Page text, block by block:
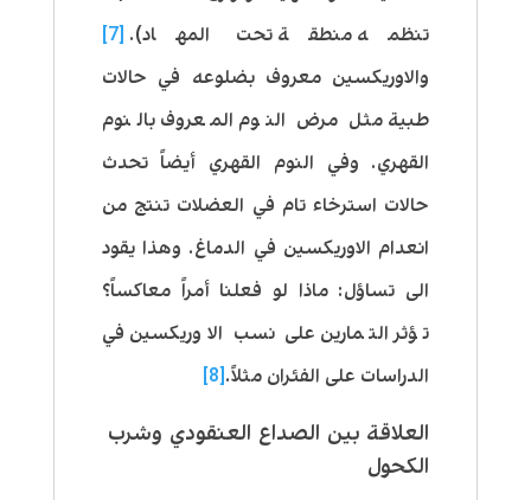
تنظمه منطقة تحت المهاد). [7]
والاوريكسين معروف بضلوعه في حالات
طبية مثل مرض النوم المعروف بالنوم
القهري. وفي النوم القهري أيضاً تحدث
حالات استرخاء تام في العضلات تنتج من
انعدام الاوريكسين في الدماغ. وهذا يقود
الى تساؤل: ماذا لو فعلنا أمراً معاكساً؟
تؤثر التمارين على نسب الاوريكسين في
الدراسات على الفئران مثلاً.[8]
العلاقة بين الصداع العنقودي وشرب
الكحول